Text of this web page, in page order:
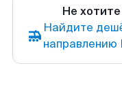
Не
Найдите